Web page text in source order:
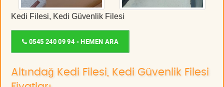
Kedi Filesi, Kedi Güvenlik Filesi
0545 240 09 94 - HEMEN ARA
Altındağ Kedi Filesi, Kedi Güvenlik Filesi